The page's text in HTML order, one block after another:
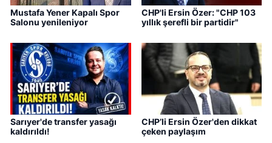
Mustafa Yener Kapalı Spor
Salonu yenileniyor
CHP'li Ersin Özer: "CHP 103
yıllık şerefli bir partidir"
Sarıyer'de transfer yasağı
kaldırıldı!
CHP’li Ersin Özer'den dikkat
çeken paylaşım